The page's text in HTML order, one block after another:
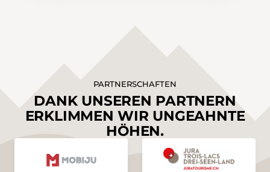
PARTNERSCHAFTEN
DANK UNSEREN PARTNERN
ERKLIMMEN WIR UNGEAHNTE
HÖHEN.